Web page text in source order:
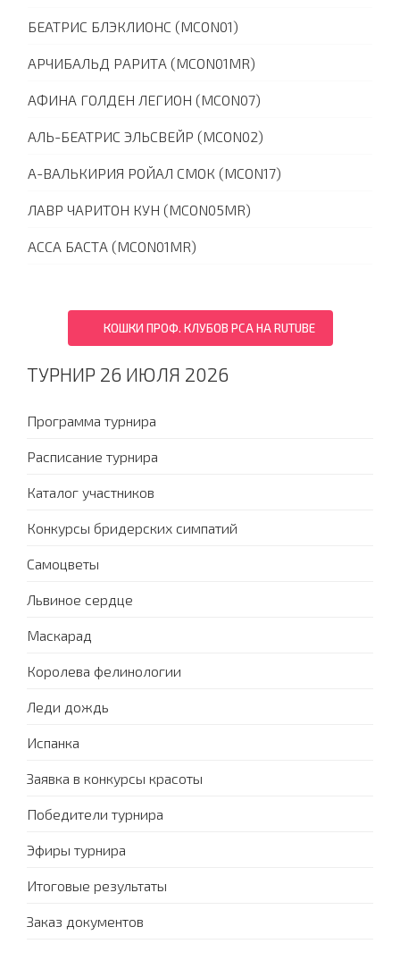
БЕАТРИС БЛЭКЛИОНС (MCON01)
АРЧИБАЛЬД РАРИТА (MCON01MR)
АФИНА ГОЛДЕН ЛЕГИОН (MCON07)
АЛЬ-БЕАТРИС ЭЛЬСВЕЙР (MCON02)
А-ВАЛЬКИРИЯ РОЙАЛ СМОК (MCON17)
ЛАВР ЧАРИТОН КУН (MCON05MR)
АССА БАСТА (MCON01MR)
КОШКИ ПРОФ. КЛУБОВ PCA НА RUTUBE
ТУРНИР 26 ИЮЛЯ 2026
Программа турнира
Расписание турнира
Каталог участников
Конкурсы бридерских симпатий
Самоцветы
Львиное сердце
Маскарад
Королева фелинологии
Леди дождь
Испанка
Заявка в конкурсы красоты
Победители турнира
Эфиры турнира
Итоговые результаты
Заказ документов